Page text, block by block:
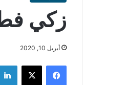
زكي
أبريل 10, 2020
فيسبوك ‫X